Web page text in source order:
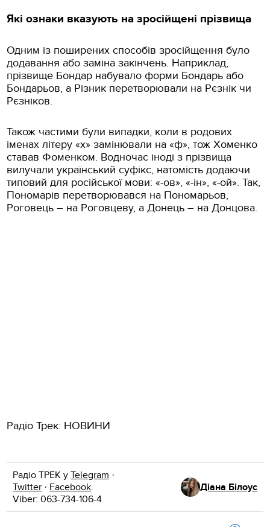
Які ознаки вказують на зросійщені прізвища
Одним із поширених способів зросійщення було
додавання або заміна закінчень. Наприклад,
прізвище Бондар набувало форми Бондарь або
Бондарьов, а Різник перетворювали на Рєзнік чи
Рєзніков.
Також частими були випадки, коли в родових
іменах літеру «х» замінювали на «ф», тож Хоменко
ставав Фоменком. Водночас іноді з прізвища
вилучали український суфікс, натомість додаючи
типовий для російської мови: «-ов», «-ін», «-ой». Так,
Пономарів перетворювався на Пономарьов,
Роговець – на Роговцеву, а Донець – на Донцова.
Радіо Трек: НОВИНИ
Радіо ТРЕК уTelegram ·
Twitter · Facebook.
Viber: 063-734-106-4
Діана Білоус